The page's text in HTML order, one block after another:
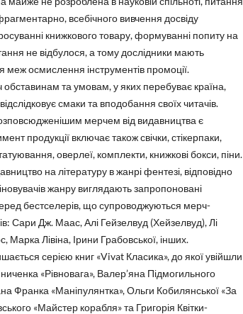
всебічного вивчення досвіду
книжкового товару, формуванні попиту на
не відбулося, а тому дослідники мають
меж осмислення інструментів промоції.
та умовам, у яких перебуває країна,
смаки та вподобання своїх читачів.
мерчем від видавництва є
продукції включає також свічки, стікерпаки,
оверлеї, комплекти, книжкові бокси, піни.
на літературу в жанрі фентезі, відповідно
жанру виглядають запропоновані
бестселерів, що супроводжуються мерч-
Сари Дж. Маас, Алі Гейзелвуд (Хейзелвуд), Лі
Марка Лівіна, Ірини Грабовської, інших.
серією книг «Vivat Класика», до якої увійшли
«Рівновага», Валер’яна Підмогильного
Франка «Маніпулянтка», Ольги Кобилянської «За
«Майстер корабля» та Григорія Квітки-